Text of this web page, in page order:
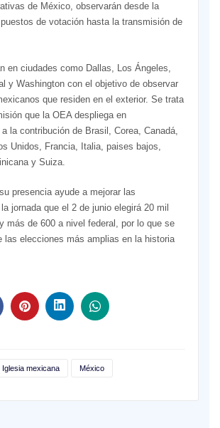
de México, observarán desde la
de votación hasta la transmisión de
en ciudades como Dallas, Los Ángeles,
y Washington con el objetivo de observar
que residen en el exterior. Se trata
que la OEA despliega en
la contribución de Brasil, Corea, Canadá,
Unidos, Francia, Italia, paises bajos,
y Suiza.
presencia ayude a mejorar las
jornada que el 2 de junio elegirá 20 mil
más de 600 a nivel federal, por lo que se
las elecciones más amplias en la historia
Iglesia mexicana México